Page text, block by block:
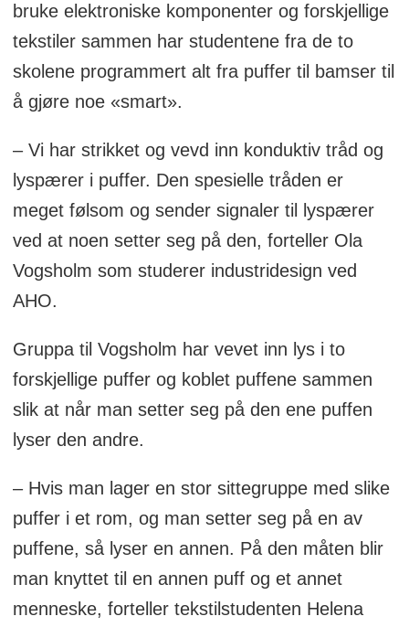
bruke elektroniske komponenter og forskjellige
tekstiler sammen har studentene fra de to
skolene programmert alt fra puffer til bamser til
å gjøre noe «smart».
– Vi har strikket og vevd inn konduktiv tråd og
lyspærer i puffer. Den spesielle tråden er
meget følsom og sender signaler til lyspærer
ved at noen setter seg på den, forteller Ola
Vogsholm som studerer industridesign ved
AHO.
Gruppa til Vogsholm har vevet inn lys i to
forskjellige puffer og koblet puffene sammen
slik at når man setter seg på den ene puffen
lyser den andre.
– Hvis man lager en stor sittegruppe med slike
puffer i et rom, og man setter seg på en av
puffene, så lyser en annen. På den måten blir
man knyttet til en annen puff og et annet
menneske, forteller tekstilstudenten Helena